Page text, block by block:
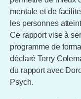
mentale et de
les personnes
Ce rapport vise à
programme de
déclaré Terry
du rapport avec
Psych.